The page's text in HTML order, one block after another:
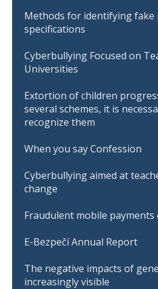
Methods for identifying fake
specifications
Cyberbullying Focused on
Universities
Extortion of children
several schemes, it is
recognize them
When you say Confession
Cyberbullying aimed at
change
Fraudulent mobile
E-Bezpečí Annual Report
The negative impacts of
increasingly visible